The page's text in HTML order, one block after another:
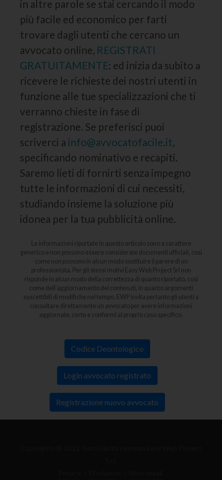
in altre parole se stai cercando il modo
più facile ed economico per farti
trovare dagli utenti che cercano un
avvocato online, REGISTRATI
GRATUITAMENTE: ed inizia da subito a
ricevere le richieste dei nostri utenti in
funzione alle tue specializzazioni che ti
verranno chieste in fase di
registrazione. Se preferisci puoi
scriverci a info@avvocatofacile.it,
specificando nominativo e recapiti.
Saremo lieti di fornirti senza impegno
tutte le informazioni di cui necessiti,
studiando insieme la soluzione più
idonea per la tua pubblicità online.
Le informazioni riportate in questo articolo sono a carattere
generico e non possono essere considerate documenti ufficiali, così
come non possono in alcun modo sostituire il parere di un
professionista. Per gli stessi motivi Easy Web Project Srl non
risponde in alcun modo della correttezza di quanto riportato, così
come dell’aggiornamento dei contenuti, in quanto argomenti
suscettibili di modifiche nel tempo. EWP invita pertanto gli utenti a
consultare direttamente un avvocato per avere informazioni
aggiornate, certe e conformi al proprio caso specifico.
Codice Deontologico
Login avvocato registrato
Registrazione nuovo avvocato